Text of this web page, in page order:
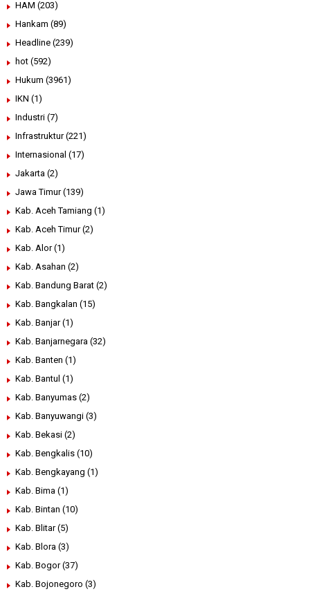
HAM (203)
Hankam (89)
Headline (239)
hot (592)
Hukum (3961)
IKN (1)
Industri (7)
Infrastruktur (221)
Internasional (17)
Jakarta (2)
Jawa Timur (139)
Kab. Aceh Tamiang (1)
Kab. Aceh Timur (2)
Kab. Alor (1)
Kab. Asahan (2)
Kab. Bandung Barat (2)
Kab. Bangkalan (15)
Kab. Banjar (1)
Kab. Banjarnegara (32)
Kab. Banten (1)
Kab. Bantul (1)
Kab. Banyumas (2)
Kab. Banyuwangi (3)
Kab. Bekasi (2)
Kab. Bengkalis (10)
Kab. Bengkayang (1)
Kab. Bima (1)
Kab. Bintan (10)
Kab. Blitar (5)
Kab. Blora (3)
Kab. Bogor (37)
Kab. Bojonegoro (3)